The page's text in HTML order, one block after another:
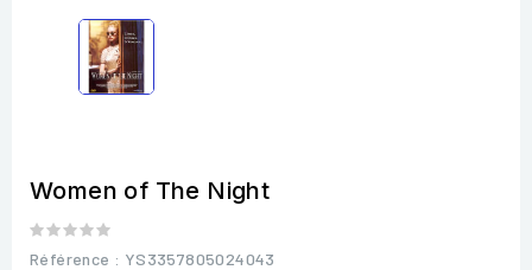
Women of The Night
Référence : YS3357805024043